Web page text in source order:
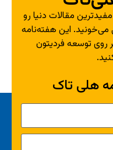
مقالات دنیا رو
می‌خونید. این هفته‌نامه
روی توسعه فردیتون
هلی تاک